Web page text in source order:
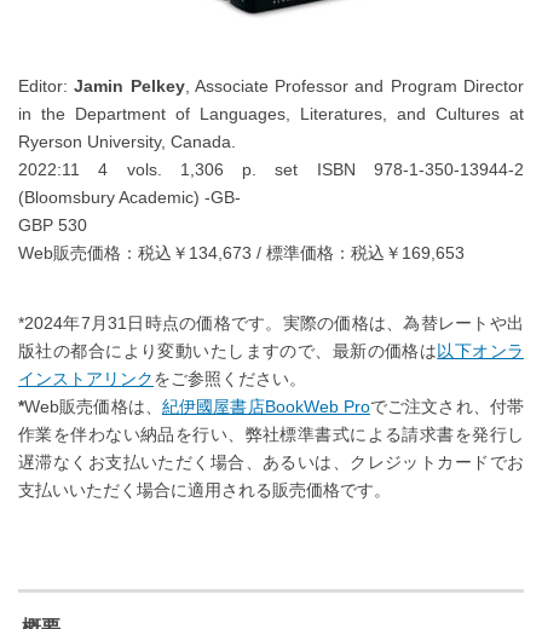
Editor:Jamin Pelkey, Associate Professor and Program Director
in the Department of Languages, Literatures, and Cultures at
Ryerson University, Canada.
2022:11 4 vols. 1,306 p. set ISBN 978-1-350-13944-2
(Bloomsbury Academic) -GB-
GBP 530
Web販売価格：税込￥134,673 / 標準価格：税込￥169,653
*2024年7月31日時点の価格です。実際の価格は、為替レートや出
版社の都合により変動いたしますので、最新の価格は以下オンラ
インストアリンクをご参照ください。
*Web販売価格は、 紀伊國屋書店BookWeb Proでご注文され、付帯
作業を伴わない納品を行い、弊社標準書式による請求書を発行し
遅滞なくお支払いただく場合、あるいは、クレジットカードでお
支払いいただく場合に適用される販売価格です。